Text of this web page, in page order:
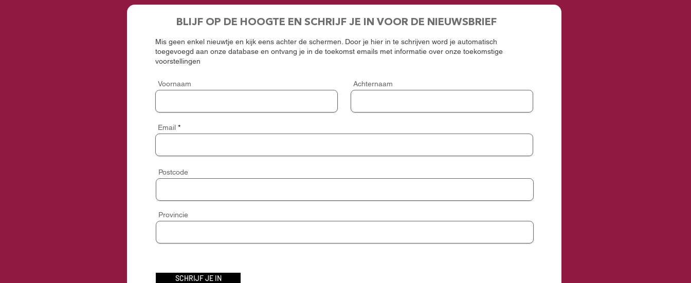
BLIJF OP DE HOOGTE EN SCHRIJF JE IN VOOR DE NIEUWSBRIEF
Mis geen enkel nieuwtje en kijk eens achter de schermen. Door je hier in te schrijven word je automatisch
toegevoegd aan onze database en ontvang je in de toekomst emails met informatie over onze toekomstige
voorstellingen
Voornaam Achternaam
Email
Postcode
Provincie
SCHRIJF JE IN